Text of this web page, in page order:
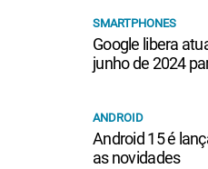
SMARTPHONES
Google libera
junho de 2024
ANDROID
Android 15 é
as novidades